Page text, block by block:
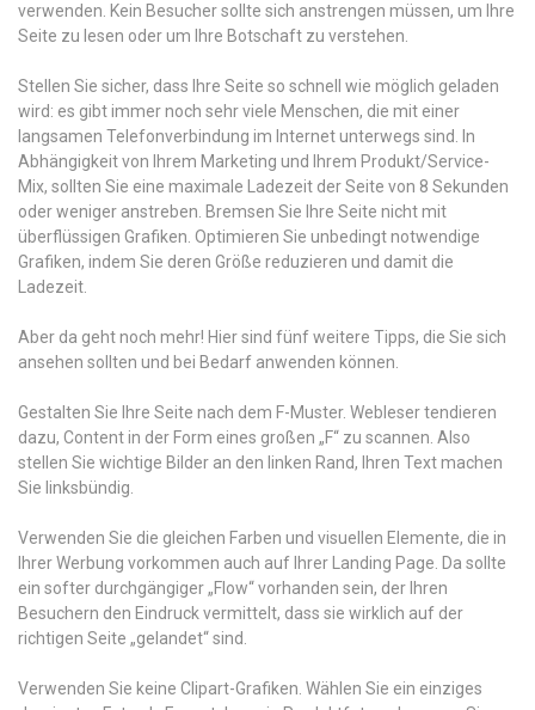
verwenden. Kein Besucher sollte sich anstrengen müssen, um Ihre
Seite zu lesen oder um Ihre Botschaft zu verstehen.
Stellen Sie sicher, dass Ihre Seite so schnell wie möglich geladen
wird: es gibt immer noch sehr viele Menschen, die mit einer
langsamen Telefonverbindung im Internet unterwegs sind. In
Abhängigkeit von Ihrem Marketing und Ihrem Produkt/Service-
Mix, sollten Sie eine maximale Ladezeit der Seite von 8 Sekunden
oder weniger anstreben. Bremsen Sie Ihre Seite nicht mit
überflüssigen Grafiken. Optimieren Sie unbedingt notwendige
Grafiken, indem Sie deren Größe reduzieren und damit die
Ladezeit.
Aber da geht noch mehr! Hier sind fünf weitere Tipps, die Sie sich
ansehen sollten und bei Bedarf anwenden können.
Gestalten Sie Ihre Seite nach dem F-Muster. Webleser tendieren
dazu, Content in der Form eines großen „F“ zu scannen. Also
stellen Sie wichtige Bilder an den linken Rand, Ihren Text machen
Sie linksbündig.
Verwenden Sie die gleichen Farben und visuellen Elemente, die in
Ihrer Werbung vorkommen auch auf Ihrer Landing Page. Da sollte
ein softer durchgängiger „Flow“ vorhanden sein, der Ihren
Besuchern den Eindruck vermittelt, dass sie wirklich auf der
richtigen Seite „gelandet“ sind.
Verwenden Sie keine Clipart-Grafiken. Wählen Sie ein einziges